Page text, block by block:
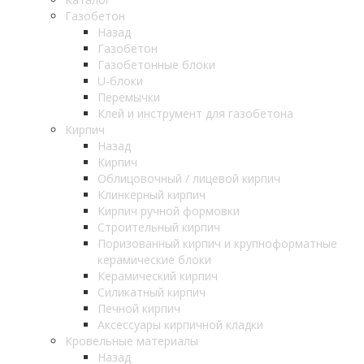
Газобетон
Назад
Газобетон
Газобетонные блоки
U-блоки
Перемычки
Клей и инструмент для газобетона
Кирпич
Назад
Кирпич
Облицовочный / лицевой кирпич
Клинкерный кирпич
Кирпич ручной формовки
Строительный кирпич
Поризованный кирпич и крупноформатные
керамические блоки
Керамический кирпич
Силикатный кирпич
Печной кирпич
Аксессуары кирпичной кладки
Кровельные материалы
Назад